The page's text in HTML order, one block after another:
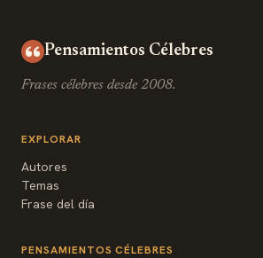
Pensamientos Célebres
Frases célebres desde 2008.
EXPLORAR
Autores
Temas
Frase del día
PENSAMIENTOS CÉLEBRES